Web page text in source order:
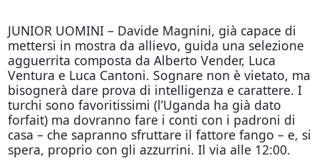
JUNIOR UOMINI – Davide Magnini, già capace di
mettersi in mostra da allievo, guida una selezione
agguerrita composta da Alberto Vender, Luca
Ventura e Luca Cantoni. Sognare non è vietato, ma
bisognerà dare prova di intelligenza e carattere. I
turchi sono favoritissimi (l’Uganda ha già dato
forfait) ma dovranno fare i conti con i padroni di
casa – che sapranno sfruttare il fattore fango – e, si
spera, proprio con gli azzurrini. Il via alle 12:00.